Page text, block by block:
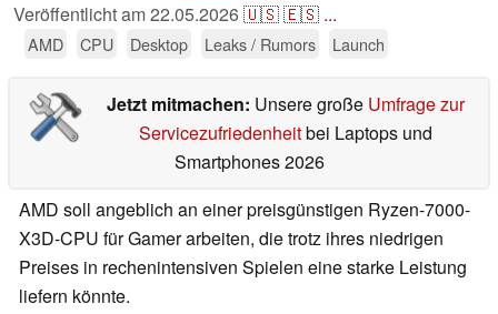
Veröffentlicht am22.05.2026🇺🇸🇪🇸 ...
AMD CPU Desktop Leaks / Rumors Launch
Jetzt mitmachen: Unsere große Umfrage zur
Servicezufriedenheitbei Laptops und
Smartphones 2026
AMD soll angeblich an einer preisgünstigen Ryzen-7000-
X3D-CPU für Gamer arbeiten, die trotz ihres niedrigen
Preises in rechenintensiven Spielen eine starke Leistung
liefern könnte.